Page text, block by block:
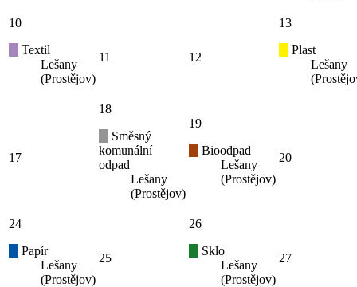
10
Textil
Lešany
(Prostějov)
11 12
13
Plast
Lešany
17
18
Směsný
komunální
odpad
Lešany
(Prostějov)
19
Bioodpad
Lešany
(Prostějov)
20
24
Papír
Lešany
(Prostějov)
25
26
Sklo
Lešany
(Prostějov)
27